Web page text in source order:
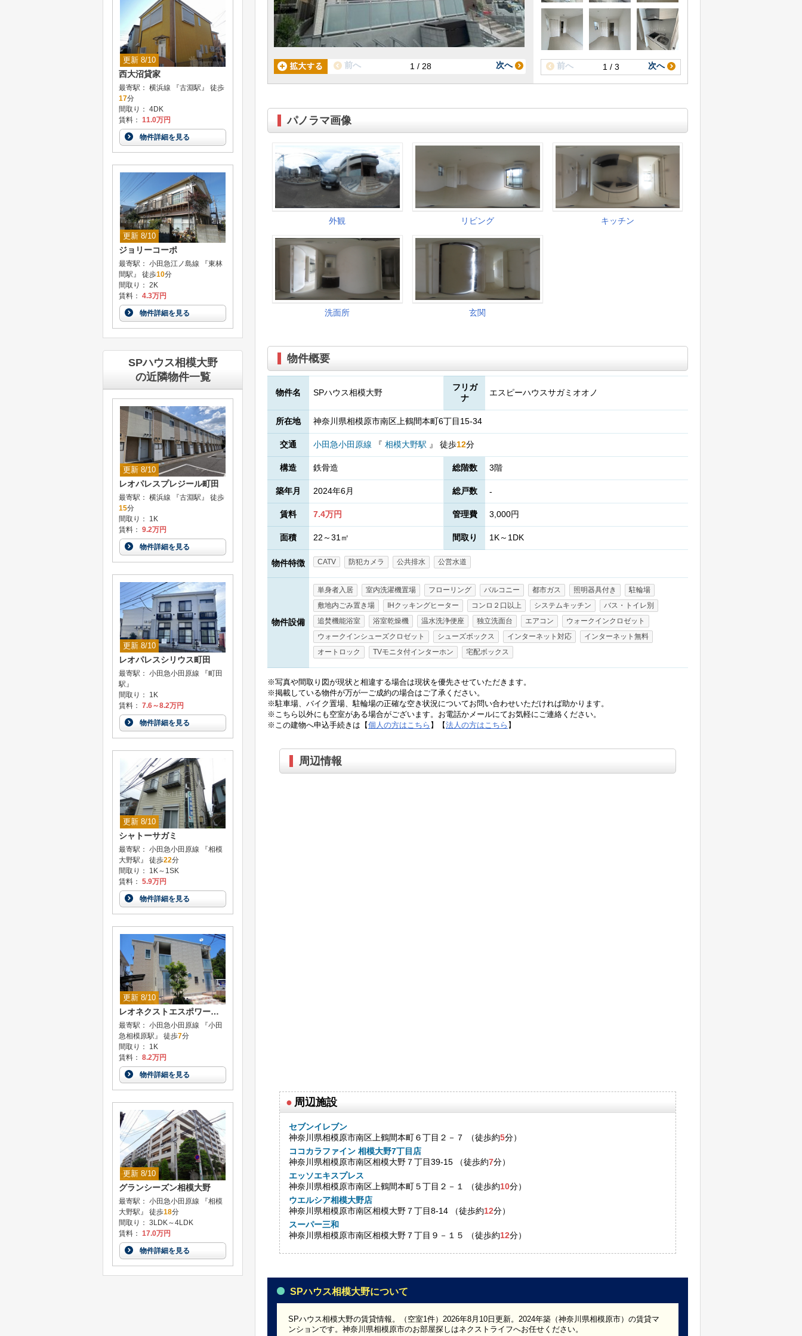
1 / 28
前へ 次へ 1 / 3
前へ 次へ
パノラマ画像
物件概要
物件名 SPハウス相模大野
フリガ
ナ
エスピーハウスサガミオオノ
所在地 神奈川県相模原市南区上鶴間本町6丁目15-34
交通 小田急小田原線 『 相模大野駅 』 徒歩12分
構造 鉄骨造 総階数 3階
築年月 2024年6月 総戸数 -
賃料 7.4万円 管理費 3,000円
面積 22～31㎡ 間取り 1K～1DK
物件特徴 CATV 防犯カメラ 公共排水 公営水道
物件設備
単身者入居 室内洗濯機置場 フローリング バルコニー 都市ガス 照明器具付き
駐輪場
敷地内ごみ置き場
IHクッキングヒーター コンロ２口以上 システムキッチン
バス・トイレ別
追焚機能浴室
浴室乾燥機 温水洗浄便座 独立洗面台 エアコン
ウォークインクロゼット
ウォークインシューズクロゼット
シューズボックス インターネット対応
インターネット無料
オートロック
TVモニタ付インターホン 宅配ボックス
※写真や間取り図が現状と相違する場合は現状を優先させていただきます。
※掲載している物件が万が一ご成約の場合はご了承ください。
※駐車場、バイク置場、駐輪場の正確な空き状況についてお問い合わせいただければ助かります。
※こちら以外にも空室がある場合がございます。お電話かメールにてお気軽にご連絡ください。
※この建物へ申込手続きは【個人の方はこちら 】【法人の方はこちら 】
周辺情報
● 周辺施設
セブンイレブン
神奈川県相模原市南区上鶴間本町６丁目２－７ （徒歩約5分）
ココカラファイン 相模大野7丁目店
神奈川県相模原市南区相模大野７丁目39-15 （徒歩約7分）
エッソエキスプレス
神奈川県相模原市南区上鶴間本町５丁目２－１ （徒歩約10分）
ウエルシア相模大野店
神奈川県相模原市南区相模大野７丁目8-14 （徒歩約12分）
スーパー三和
神奈川県相模原市南区相模大野７丁目９－１５ （徒歩約12分）
SPハウス相模大野について
SPハウス相模大野の賃貸情報。（空室1件）2026年8月10日更新。2024年築（神奈川県相模原市）の賃貸マ
ンションです。神奈川県相模原市のお部屋探しはネクストライフへお任せください。
更新 8/10
西大沼貸家
最寄駅： 横浜線 『古淵駅』 徒歩
17分
間取り： 4DK
賃料： 11.0万円
物件詳細を見る
更新 8/10
ジョリーコーポ
最寄駅： 小田急江ノ島線 『東林
間駅』 徒歩10分
間取り： 2K
賃料： 4.3万円
物件詳細を見る
SPハウス相模大野
の近隣物件一覧
更新 8/10
レオパレスプレジール町田
最寄駅： 横浜線 『古淵駅』 徒歩
15分
間取り： 1K
賃料： 9.2万円
物件詳細を見る
更新 8/10
レオパレスシリウス町田
最寄駅： 小田急小田原線 『町田
駅』
間取り： 1K
賃料： 7.6～8.2万円
物件詳細を見る
更新 8/10
シャトーサガミ
最寄駅： 小田急小田原線 『相模
大野駅』 徒歩22分
間取り： 1K～1SK
賃料： 5.9万円
物件詳細を見る
更新 8/10
レオネクストエスポワールグラン
最寄駅： 小田急小田原線 『小田
急相模原駅』 徒歩7分
間取り： 1K
賃料： 8.2万円
物件詳細を見る
更新 8/10
グランシーズン相模大野
最寄駅： 小田急小田原線 『相模
大野駅』 徒歩18分
間取り： 3LDK～4LDK
賃料： 17.0万円
物件詳細を見る